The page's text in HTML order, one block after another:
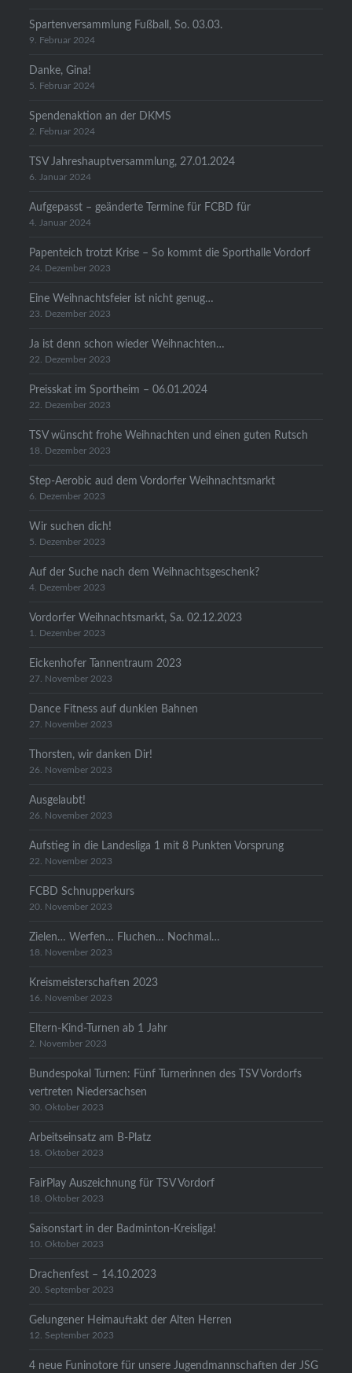
Spartenversammlung Fußball, So. 03.03.
9. Februar 2024
Danke, Gina!
5. Februar 2024
Spendenaktion an der DKMS
2. Februar 2024
TSV Jahreshauptversammlung, 27.01.2024
6. Januar 2024
Aufgepasst – geänderte Termine für FCBD für
4. Januar 2024
Papenteich trotzt Krise – So kommt die Sporthalle Vordorf
24. Dezember 2023
Eine Weihnachtsfeier ist nicht genug…
23. Dezember 2023
Ja ist denn schon wieder Weihnachten…
22. Dezember 2023
Preisskat im Sportheim – 06.01.2024
22. Dezember 2023
TSV wünscht frohe Weihnachten und einen guten Rutsch
18. Dezember 2023
Step-Aerobic aud dem Vordorfer Weihnachtsmarkt
6. Dezember 2023
Wir suchen dich!
5. Dezember 2023
Auf der Suche nach dem Weihnachtsgeschenk?
4. Dezember 2023
Vordorfer Weihnachtsmarkt, Sa. 02.12.2023
1. Dezember 2023
Eickenhofer Tannentraum 2023
27. November 2023
Dance Fitness auf dunklen Bahnen
27. November 2023
Thorsten, wir danken Dir!
26. November 2023
Ausgelaubt!
26. November 2023
Aufstieg in die Landesliga 1 mit 8 Punkten Vorsprung
22. November 2023
FCBD Schnupperkurs
20. November 2023
Zielen… Werfen… Fluchen… Nochmal…
18. November 2023
Kreismeisterschaften 2023
16. November 2023
Eltern-Kind-Turnen ab 1 Jahr
2. November 2023
Bundespokal Turnen: Fünf Turnerinnen des TSV Vordorfs
vertreten Niedersachsen
30. Oktober 2023
Arbeitseinsatz am B-Platz
18. Oktober 2023
FairPlay Auszeichnung für TSV Vordorf
18. Oktober 2023
Saisonstart in der Badminton-Kreisliga!
10. Oktober 2023
Drachenfest – 14.10.2023
20. September 2023
Gelungener Heimauftakt der Alten Herren
12. September 2023
4 neue Funinotore für unsere Jugendmannschaften der JSG